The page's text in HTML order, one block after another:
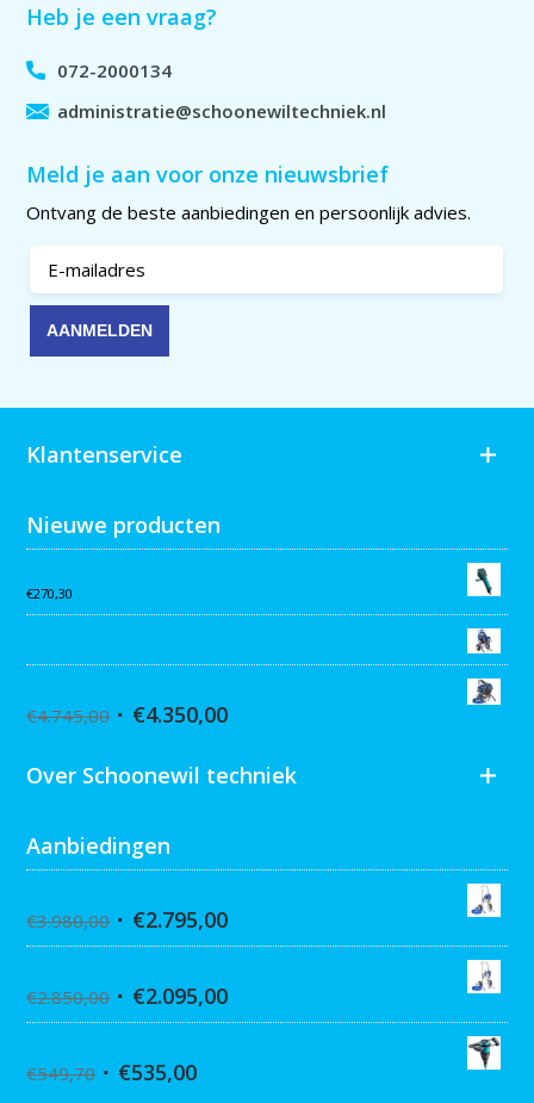
Heb je een vraag?
072-2000134
administratie@schoonewiltechniek.nl
Meld je aan voor onze nieuwsbrief
Ontvang de beste aanbiedingen en persoonlijk advies.
Klantenservice
Nieuwe producten
€270,30
€4.745,00 €4.350,00
Over Schoonewil techniek
Aanbiedingen
€3.980,00 €2.795,00
€2.850,00 €2.095,00
€549,70 €535,00